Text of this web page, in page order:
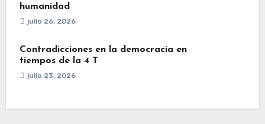
humanidad
julio 26, 2026
Contradicciones en la democracia en
tiempos de la 4 T
julio 23, 2026